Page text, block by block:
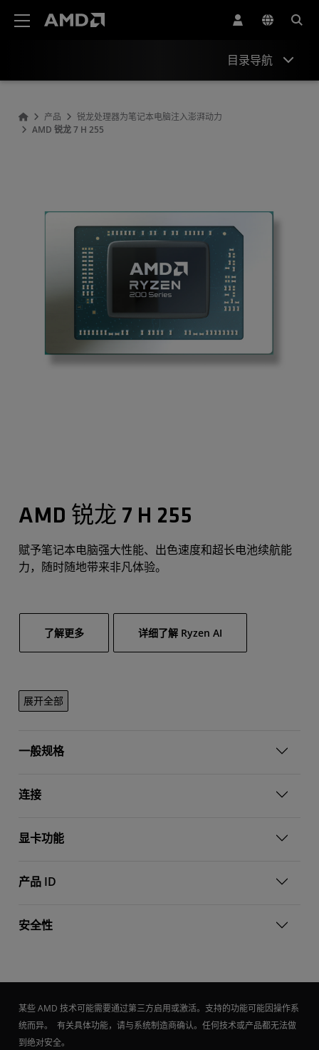
目录导航
产品
锐龙处理器为笔记本电脑注入澎湃动力
AMD 锐龙 7 H 255
AMD 锐龙 7 H 255
赋予笔记本电脑强大性能、出色速度和超长电池续航能
力，随时随地带来非凡体验。
了解更多 详细了解 Ryzen AI
展开全部
一般规格
连接
显卡功能
产品 ID
安全性
某些 AMD 技术可能需要通过第三方启用或激活。支持的功能可能因操作系
统而异。 有关具体功能，请与系统制造商确认。任何技术或产品都无法做
到绝对安全。